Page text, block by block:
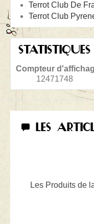
Terrot Club De
Terrot Club
STATISTIQUES
Compteur
12471748
LES
Les Produits de